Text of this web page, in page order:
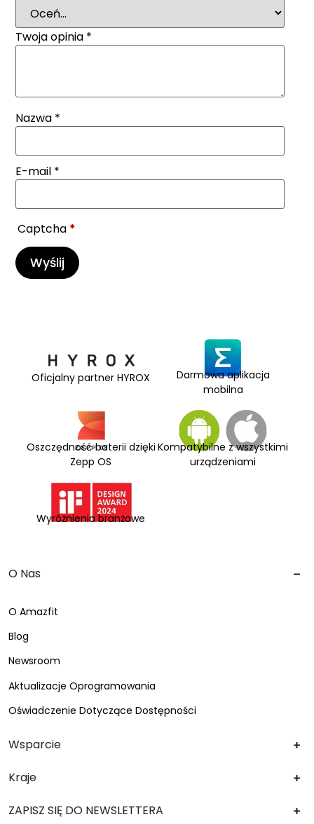
Twoja opinia *
Nazwa *
E-mail *
Captcha *
Darmowa aplikacja
mobilna
Oszczędność baterii dzięki
Zepp OS
Kompatybilne z wszystkimi
urządzeniami
Wyróżnienia branżowe
Oficjalny partner HYROX
O Nas
O Amazfit
Blog
Newsroom
Aktualizacje Oprogramowania
Oświadczenie Dotyczące Dostępności
Wsparcie
Kraje
ZAPISZ SIĘ DO NEWSLETTERA